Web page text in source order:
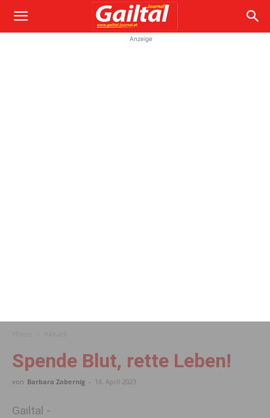
Anzeige
Spende Blut, rette Leben!
von Barbara Zobernig - 18. April 2023
Gailtal -